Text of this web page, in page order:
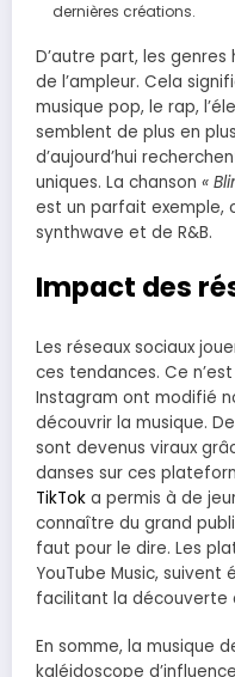
dernières créations.
D’autre part, les
de l’ampleur. Cela
musique pop, le rap,
semblent de plus en
d’aujourd’hui
uniques. La chanson «
est un parfait exemple,
synthwave et de R&B.
Impact des
Les réseaux sociaux
ces tendances. Ce
Instagram ont modifié
découvrir la musique.
sont devenus viraux
danses sur ces
TikTok a permis à de
connaître du grand
faut pour le dire. Les
YouTube Music,
facilitant la découverte
En somme, la musique
kaléidoscope